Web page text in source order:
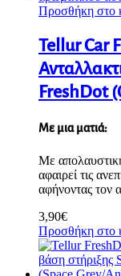
Προσθήκη στο
Tellur Car
FreshDot
Με μια ματιά:
Με
αφαιρεί τις
αφήνοντας τον
3,90€
Προσθήκη στο